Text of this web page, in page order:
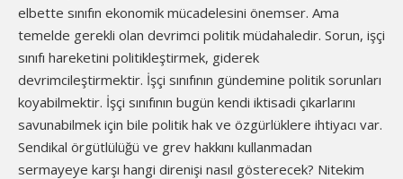
elbette sınıfın ekonomik mücadelesini önemser. Ama
temelde gerekli olan devrimci politik müdahaledir. Sorun, işçi
sınıfı hareketini politikleştirmek, giderek
devrimcileştirmektir. İşçi sınıfının gündemine politik sorunları
koyabilmektir. İşçi sınıfının bugün kendi iktisadi çıkarlarını
savunabilmek için bile politik hak ve özgürlüklere ihtiyacı var.
Sendikal örgütlülüğü ve grev hakkını kullanmadan
sermayeye karşı hangi direnişi nasıl gösterecek? Nitekim